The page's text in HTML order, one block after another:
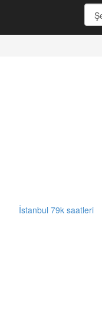
İstanbul 79k saatleri